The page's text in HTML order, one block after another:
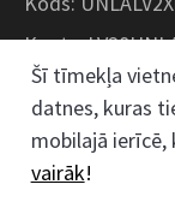
Konts:
pagasts,
Šī tīmekļa
datnes, kuras
mobilajā
vairāk!